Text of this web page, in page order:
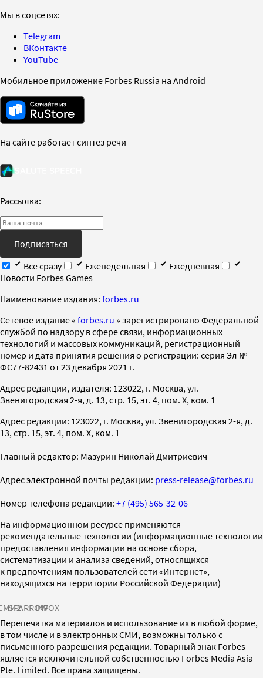
Мы в соцсетях:
Telegram
ВКонтакте
YouTube
Мобильное приложение Forbes Russia на Android
На сайте работает синтез речи
Рассылка:
Подписаться
Все сразу
Еженедельная
Ежедневная
Новости Forbes Games
Наименование издания: forbes.ru
Cетевое издание « forbes.ru » зарегистрировано Федеральной
службой по надзору в сфере связи, информационных
технологий и массовых коммуникаций, регистрационный
номер и дата принятия решения о регистрации: серия Эл №
ФС77-82431 от 23 декабря 2021 г.
Адрес редакции, издателя: 123022, г. Москва, ул.
Звенигородская 2-я, д. 13, стр. 15, эт. 4, пом. X, ком. 1
Адрес редакции: 123022, г. Москва, ул. Звенигородская 2-я, д.
13, стр. 15, эт. 4, пом. X, ком. 1
Главный редактор: Мазурин Николай Дмитриевич
Адрес электронной почты редакции: press-release@forbes.ru
Номер телефона редакции: +7 (495) 565-32-06
На информационном ресурсе применяются
рекомендательные технологии (информационные технологии
предоставления информации на основе сбора,
систематизации и анализа сведений, относящихся
к предпочтениям пользователей сети «Интернет»,
находящихся на территории Российской Федерации)
SPARROWINFOX
Перепечатка материалов и использование их в любой форме,
в том числе и в электронных СМИ, возможны только с
письменного разрешения редакции. Товарный знак Forbes
является исключительной собственностью Forbes Media Asia
Pte. Limited. Все права защищены.